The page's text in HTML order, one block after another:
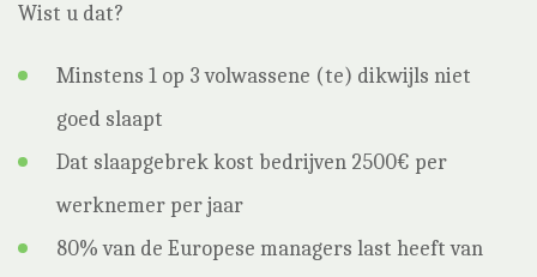
Wist u dat?
Minstens 1 op 3 volwassene (te) dikwijls niet
goed slaapt
Dat slaapgebrek kost bedrijven 2500€ per
werknemer per jaar
80% van de Europese managers last heeft van